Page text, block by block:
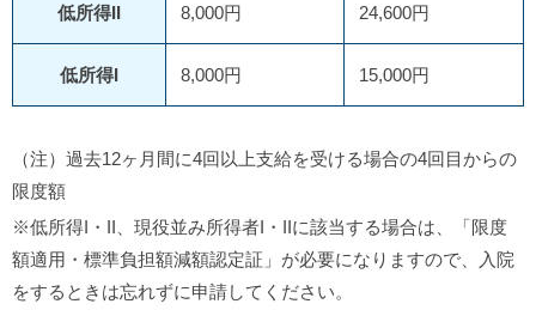
低所得II 8,000円 24,600円
低所得I 8,000円 15,000円
（注）過去12ヶ月間に4回以上支給を受ける場合の4回目からの
限度額
※低所得I・II、現役並み所得者I・IIに該当する場合は、「限度
額適用・標準負担額減額認定証」が必要になりますので、入院
をするときは忘れずに申請してください。